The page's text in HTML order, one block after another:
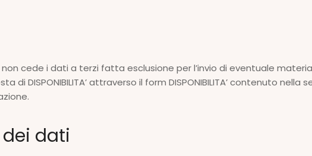
non cede i dati a terzi fatta esclusione per l’invio di eventuale
di DISPONIBILITA’ attraverso il form DISPONIBILITA’ contenuto
dati